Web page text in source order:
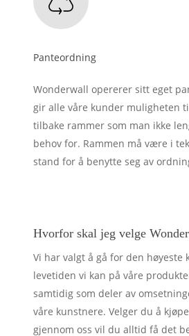
Panteordning
Wonderwall opererer sitt eget
gir alle våre kunder muligheten
tilbake rammer som man ikke
behov for. Rammen må være i
stand for å benytte seg av
Hvorfor skal jeg velge
Vi har valgt å gå for den høyeste
levetiden vi kan på våre
samtidig som deler av
våre kunstnere. Velger du å
gjennom oss vil du alltid få det